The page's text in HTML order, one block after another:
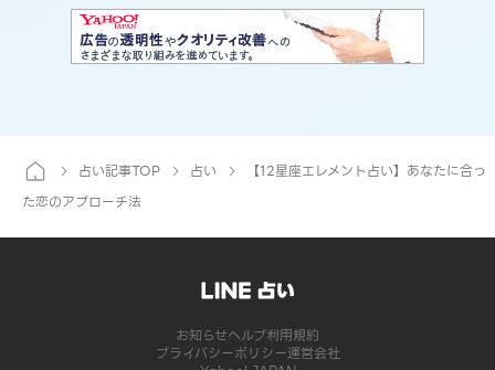
占い記事TOP 占い
【12星座エレメント占い】あなたに合っ
た恋のアプローチ法
お知らせヘルプ利用規約
プライバシーポリシー運営会社